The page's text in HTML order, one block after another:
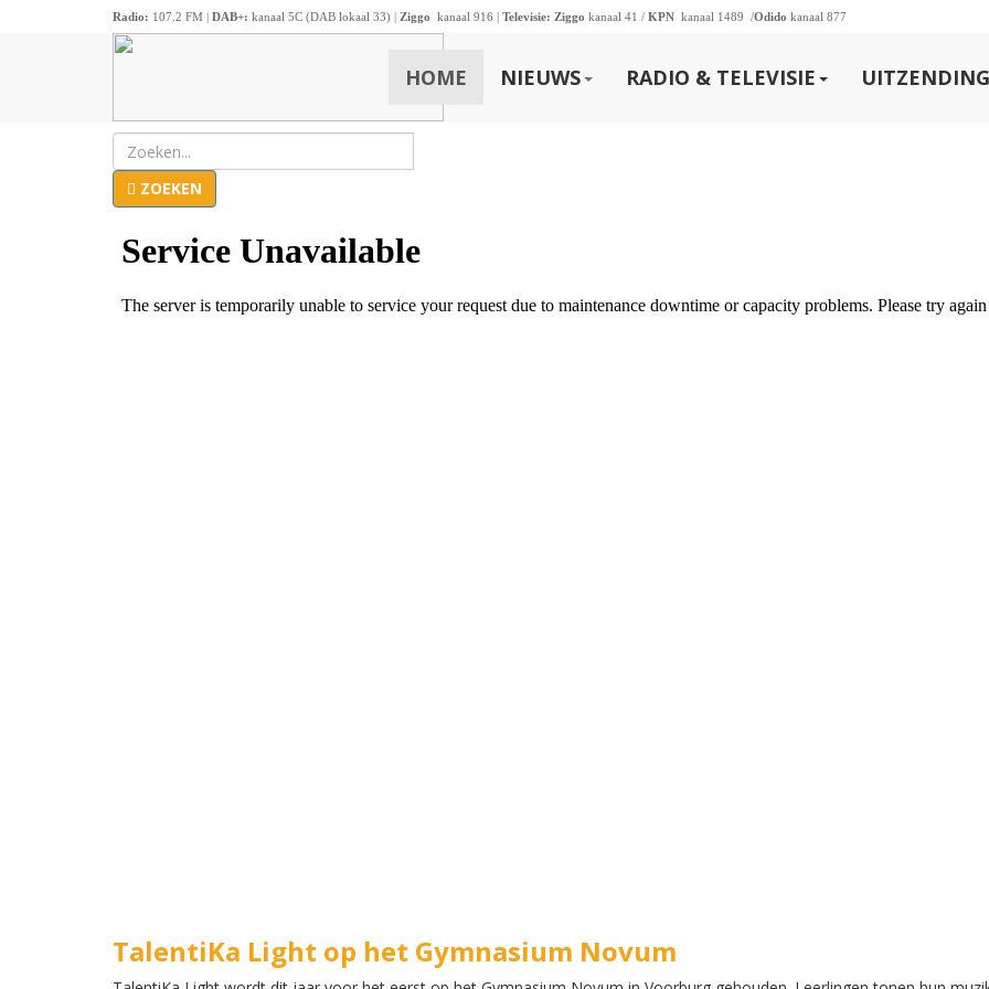
Radio: 107.2 FM | DAB+: kanaal 5C (DAB lokaal 33) | Ziggo kanaal 916 | Televisie: Ziggo kanaal 41 / KPN kanaal 1489 /Odido kanaal 877
HOME NIEUWS RADIO & TELEVISIE
ZOEKEN
TalentiKa Light op het Gymnasium Novum